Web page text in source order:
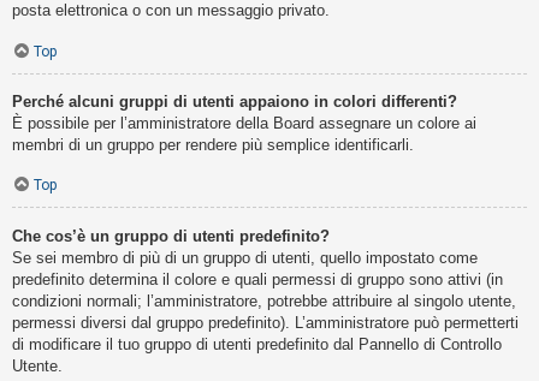
posta elettronica o con un messaggio privato.
Top
Perché alcuni gruppi di utenti appaiono in colori differenti?
È possibile per l’amministratore della Board assegnare un colore ai
membri di un gruppo per rendere più semplice identificarli.
Top
Che cos’è un gruppo di utenti predefinito?
Se sei membro di più di un gruppo di utenti, quello impostato come
predefinito determina il colore e quali permessi di gruppo sono attivi (in
condizioni normali; l’amministratore, potrebbe attribuire al singolo utente,
permessi diversi dal gruppo predefinito). L’amministratore può permetterti
di modificare il tuo gruppo di utenti predefinito dal Pannello di Controllo
Utente.